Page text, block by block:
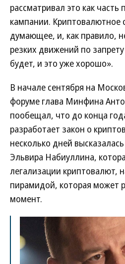
рассматривал это как
кампании. Криптовалютное
думающее, и, как правило,
резких движений по
будет, и это уже хорошо».
В начале сентября на
форуме глава Минфина
пообещал, что до конца
разработает закон о
несколько дней
Эльвира Набиуллина,
легализации криптовалют,
пирамидой, которая может
момент.